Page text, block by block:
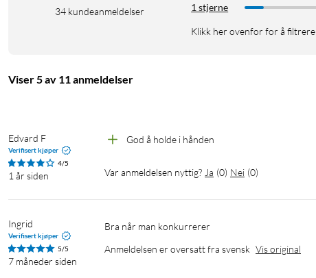
34 kundeanmeldelser
1 stjerne
Klikk her ovenfor for å filtrere
Viser 5 av 11 anmeldelser
Edvard F
Verifisert kjøper
4/5
1 år siden
God å holde i hånden
Var anmeldelsen nyttig? Ja (0) Nei (0)
Ingrid
Verifisert kjøper
5/5
7 måneder siden
Bra når man konkurrerer
Anmeldelsen er oversatt fra svensk Vis original